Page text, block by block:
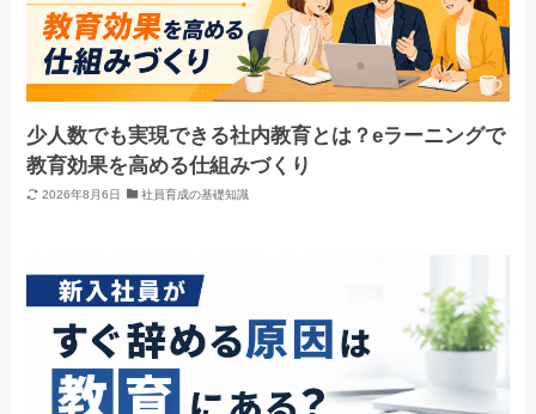
少人数でも実現できる社内教育とは？eラーニングで
教育効果を高める仕組みづくり
2026年8月6日 社員育成の基礎知識